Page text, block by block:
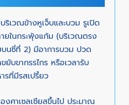
ริเวณข้างหูเจ็บและบวม รูเปิด
ยในกระพุ้งแก้ม (บริเวณตรง
นซี่ที่ 2) มีอาการบวม ปวด
ยับขากรรไกร หรือเวลารับ
รที่มีรสเปรี้ยว
งศาเซลเซียสขึ้นไป ประมาณ